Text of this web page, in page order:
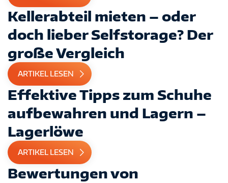
Kellerabteil mieten – oder
doch lieber Selfstorage? Der
große Vergleich
ARTIKEL LESEN
Effektive Tipps zum Schuhe
aufbewahren und Lagern –
Lagerlöwe
ARTIKEL LESEN
Bewertungen von
IMPRESSUM